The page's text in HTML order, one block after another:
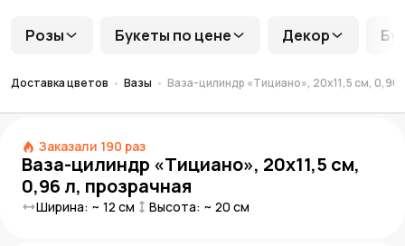
Розы Букеты по цене Декор
Доставка цветов Вазы Ваза-цилиндр «Тициано», 20х11,5 см, 0,96
Заказали 190 раз
Ваза-цилиндр «Тициано», 20х11,5 см,
0,96 л, прозрачная
Ширина: ~ 12 см Высота: ~ 20 см